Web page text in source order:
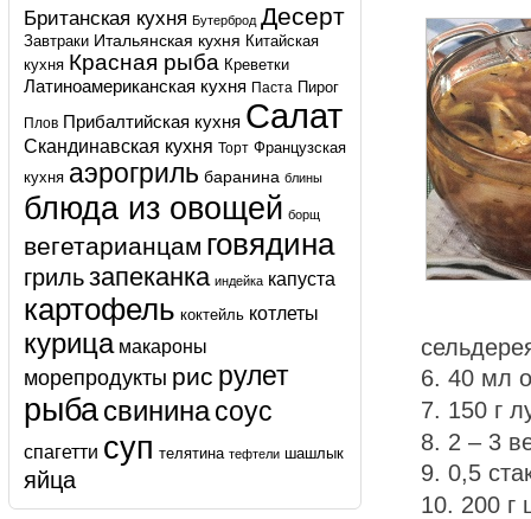
Британская кухня Бутерброд Десерт
Завтраки Итальянская кухня Китайская
кухня Красная рыба Креветки
Латиноамериканская кухня Паста Пирог
Плов Прибалтийская кухня Салат
Скандинавская кухня Торт Французская
кухня аэрогриль баранина блины
блюда из овощей борщ
вегетарианцам говядина
грильзапеканка индейка капуста
картофель коктейль котлеты
курица макароны
морепродукты рис рулет
рыбасвининасоус
спагетти суп телятина тефтели шашлык
яйца
40 мл
150 г
2 – 3
0,5
200 г